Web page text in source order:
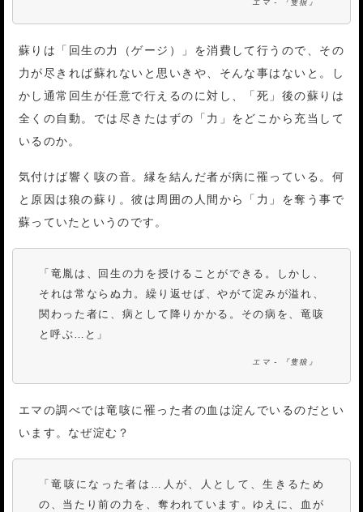
エマ - 『隻狼』
蘇りは「回生の力（ゲージ）」を消費して行うので、その
力が尽きれば蘇れないと思いきや、そんな事はないと。し
かし通常回生が任意で行えるのに対し、「死」後の蘇りは
全くの自動。では尽きたはずの「力」をどこから充当して
いるのか。
気付けば響く咳の音。縁を結んだ者が病に罹っている。何
と原因は狼の蘇り。彼は周囲の人間から「力」を奪う事で
蘇っていたというのです。
「竜胤は、回生の力を授けることができる。しかし、
それは常ならぬ力。繰り返せば、やがて淀みが溢れ、
関わった者に、病として降りかかる。その病を、竜咳
と呼ぶ…と」
エマ - 『隻狼』
エマの調べでは竜咳に罹った者の血は淀んでいるのだとい
います。なぜ淀む？
「竜咳になった者は…人が、人として、生きるため
の、当たり前の力を、奪われています。ゆえに、血が